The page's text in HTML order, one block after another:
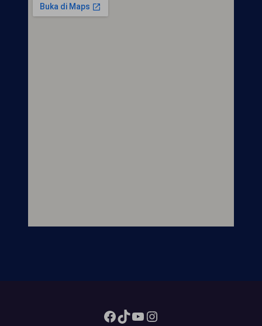
Facebook
TikTok
YouTube
Instagram